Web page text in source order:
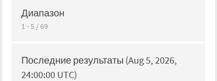
Диапазон
1 -5 / 69
Последние результаты (Aug 5, 2026,
24:00:00 UTC)